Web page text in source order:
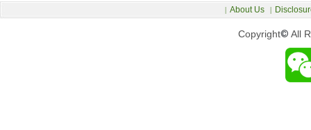
Copyright© All
| About Us |